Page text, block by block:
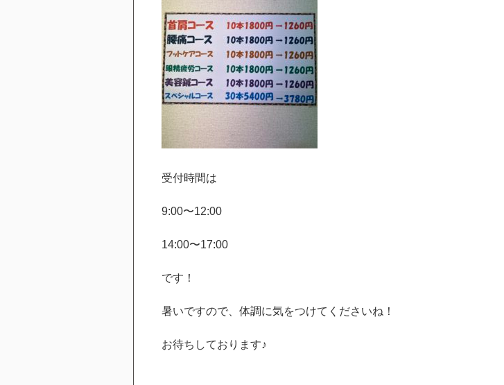
受付時間は
9:00〜12:00
14:00〜17:00
です！
暑いですので、体調に気をつけてくださいね！
お待ちしております♪